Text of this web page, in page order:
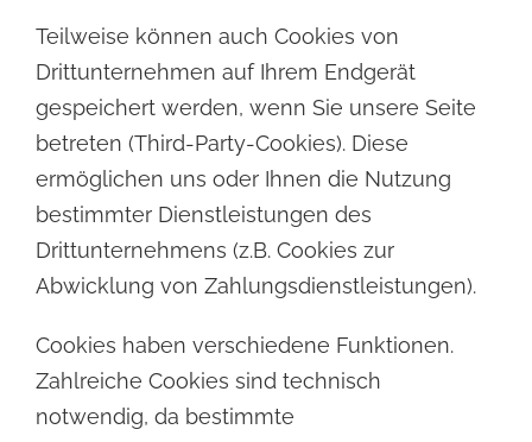
Teilweise können auch Cookies von
Drittunternehmen auf Ihrem Endgerät
gespeichert werden, wenn Sie unsere Seite
betreten (Third-Party-Cookies). Diese
ermöglichen uns oder Ihnen die Nutzung
bestimmter Dienstleistungen des
Drittunternehmens (z.B. Cookies zur
Abwicklung von Zahlungsdienstleistungen).
Cookies haben verschiedene Funktionen.
Zahlreiche Cookies sind technisch
notwendig, da bestimmte